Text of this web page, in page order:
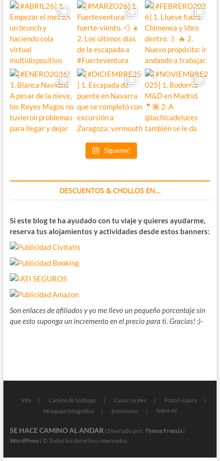
Sígueme!
DESCUENTOS & CHOLLOS EN…
Si este blog te ha ayudado con tu viaje y quieres ayudarme,
reserva tus alojamientos y actividades desde estos banners:
Son enlaces de afiliados y yo me llevo un pequeño porcentaje sin
que esto suponga un incremento en el precio para ti. Gracias! :)-
Info Camino de Santiago Casas rurales
Postal viajera
Mi equipo fotográfico
Entrevistas Sobre mí
SE HACE CAMINO AL ANDAR| Diseñado por: Theme Freesia|
WordPress| © Todos los derechos reservados